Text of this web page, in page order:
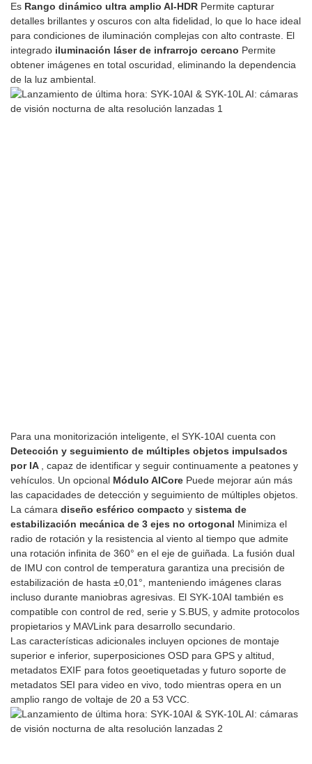
Es Rango dinámico ultra amplio AI-HDR Permite capturar
detalles brillantes y oscuros con alta fidelidad, lo que lo hace ideal
para condiciones de iluminación complejas con alto contraste. El
integrado iluminación láser de infrarrojo cercano Permite
obtener imágenes en total oscuridad, eliminando la dependencia
de la luz ambiental.
Para una monitorización inteligente, el SYK-10AI cuenta con
Detección y seguimiento de múltiples objetos impulsados ​​
por IA , capaz de identificar y seguir continuamente a peatones y
vehículos. Un opcional Módulo AICore Puede mejorar aún más
las capacidades de detección y seguimiento de múltiples objetos.
La cámara diseño esférico compacto y sistema de
estabilización mecánica de 3 ejes no ortogonal Minimiza el
radio de rotación y la resistencia al viento al tiempo que admite
una rotación infinita de 360° en el eje de guiñada. La fusión dual
de IMU con control de temperatura garantiza una precisión de
estabilización de hasta ±0,01°, manteniendo imágenes claras
incluso durante maniobras agresivas. El SYK-10AI también es
compatible con control de red, serie y S.BUS, y admite protocolos
propietarios y MAVLink para desarrollo secundario.
Las características adicionales incluyen opciones de montaje
superior e inferior, superposiciones OSD para GPS y altitud,
metadatos EXIF ​​para fotos geoetiquetadas y futuro soporte de
metadatos SEI para video en vivo, todo mientras opera en un
amplio rango de voltaje de 20 a 53 VCC.